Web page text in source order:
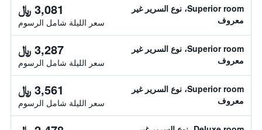
Superior room، نوع السرير غير
معروف
3,081 ﷼
سعر الليلة شامل الرسوم
Superior room، نوع السرير غير
معروف
3,287 ﷼
سعر الليلة شامل الرسوم
Superior room، نوع السرير غير
معروف
3,561 ﷼
سعر الليلة شامل الرسوم